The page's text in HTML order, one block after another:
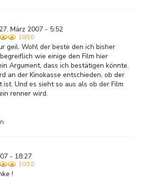
März 2007 - 5:52
10/10
geil. Wohl der beste den ich bisher
wie einige den Film hier
Argument, dass ich bestätigen könnte.
an der Kinokasse entschieden, ob der
ist. Und es sieht so aus als ob der Film
renner wird.
- 18:27
10/10
!